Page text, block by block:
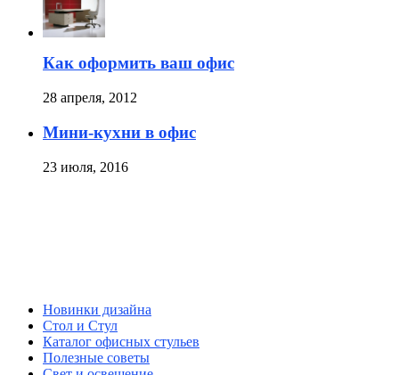
Как оформить ваш офис
28 апреля, 2012
Мини-кухни в офис
23 июля, 2016
Новинки дизайна
Стол и Стул
Каталог офисных стульев
Полезные советы